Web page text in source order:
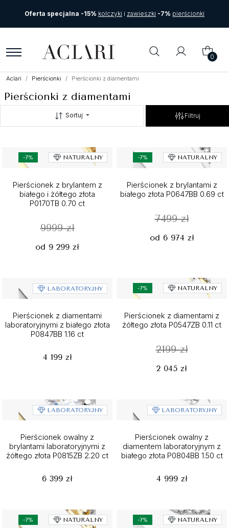
Oferta specjalna -15% kolczyki i zawieszki -7% pierścionki
0
Aclari Pierścionki Pierścionki z diamentami
Pierścionki z diamentami
Sortuj Filtruj
-7% NATURALNY
Pierścionek z brylantem z
białego i żółtego złota
P0170TB 0.70 ct
9999 zł
od 9 299 zł
-7% NATURALNY
Pierścionek z brylantami z
białego złota P0647BB 0.69 ct
7499 zł
od 6 974 zł
LABORATORYJNY
Pierścionek z diamentami
laboratoryjnymi z białego złota
P0847BB 1.16 ct
4 199 zł
-7% NATURALNY
Pierścionek z diamentami z
żółtego złota P0547ZB 0.11 ct
2199 zł
2 045 zł
LABORATORYJNY
Pierścionek owalny z
brylantami laboratoryjnymi z
żółtego złota P0815ZB 2.20 ct
6 399 zł
LABORATORYJNY
Pierścionek owalny z
diamentem laboratoryjnym z
białego złota P0804BB 1.50 ct
4 999 zł
-7% NATURALNY -7% NATURALNY